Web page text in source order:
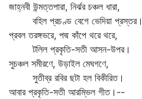
জাহ্নবী উন্মত্তপারা, নির্ঝর চঞ্চল ধারা,
বহিল প্রচণ্ড বেগে ভেদিয়া প্রস্তর।
প্রবল তরঙ্গভরে, পদ্ম কাঁপে থরে থরে,
টলিল প্রকৃতি-সতী আসন-উপর।
সুচঞ্চল সমীরণে, উড়াইল মেঘগণে,
সুতীব্র রবির ছটা হল বিকীরিত।
আবার প্রকৃতি-সতী আরম্ভিল গীত।--